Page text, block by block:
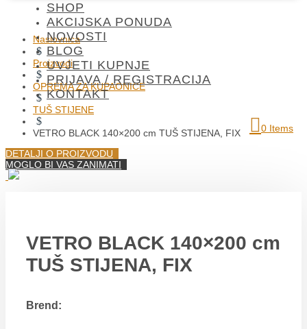
SHOP
AKCIJSKA PONUDA
NOVOSTI
BLOG
UVJETI KUPNJE
PRIJAVA / REGISTRACIJA
KONTAKT
0 Items
Naslovnica
$
Proizvodi
$
OPREMA ZA KUPAONICE
$
TUŠ STIJENE
$
VETRO BLACK 140×200 cm TUŠ STIJENA, FIX
DETALJI O PROIZVODU
MOGLO BI VAS ZANIMATI
VETRO BLACK 140×200 cm
TUŠ STIJENA, FIX
Brend: